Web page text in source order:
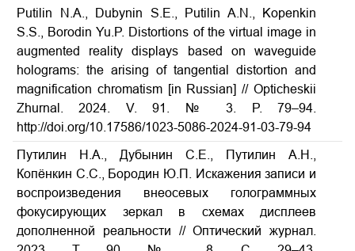
Putilin N.A., Dubynin S.E., Putilin A.N., Kopenkin
S.S., Borodin Yu.P. Distortions of the virtual image in
augmented reality displays based on waveguide
holograms: the arising of tangential distortion and
magnification chromatism [in Russian] // Opticheskii
Zhurnal. 2024. V. 91. № 3. P. 79–94.
http://doi.org/10.17586/1023-5086-2024-91-03-79-94
Путилин Н.А., Дубынин С.Е., Путилин А.Н.,
Копёнкин С.С., Бородин Ю.П. Искажения записи и
воспроизведения внеосевых голограммных
фокусирующих зеркал в схемах дисплеев
дополненной реальности // Оптический журнал.